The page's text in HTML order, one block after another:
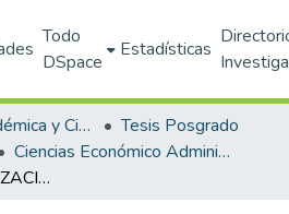
Todo
DSpace
Estadísticas
Producción Académica y Científica
Tesis Posgrado
Ciencias Económico Administrativas (DACEA)
FACTORES ORGANIZACIONALES E INDIVIDUALES Y SUS EFECTOS EN EL ENTUSIASMO POR EL TRABAJO EN EMPLEADOS DE LA INDUSTRIA HOTELERA DE VILLAHERMOSA, TABASCO